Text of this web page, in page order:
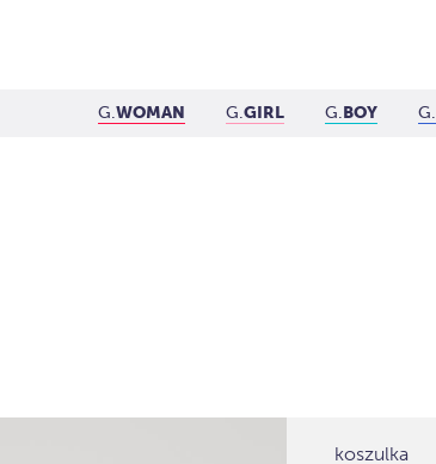
G.WOMAN G.GIRL G.BOY G.
koszulka